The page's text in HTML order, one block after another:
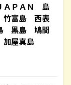
ＡＰＡＮ 島
富島 西表
黒島 鳩間
屋真島